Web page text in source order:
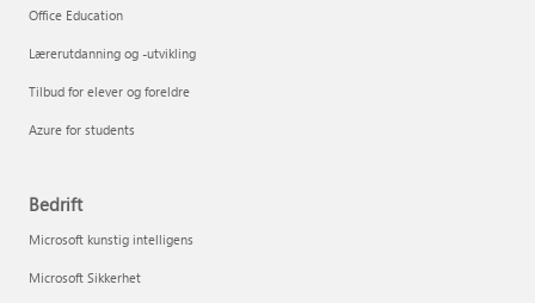
Office Education
Lærerutdanning og -utvikling
Tilbud for elever og foreldre
Azure for students
Bedrift
Microsoft kunstig intelligens
Microsoft Sikkerhet